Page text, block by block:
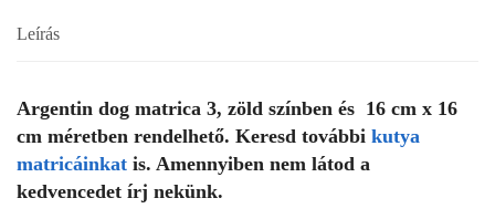
Leírás
Argentin dog matrica 3, zöld színben és 16 cm x 16
cm méretben rendelhető. Keresd további kutya
matricáinkat is. Amennyiben nem látod a
kedvencedet írj nekünk.